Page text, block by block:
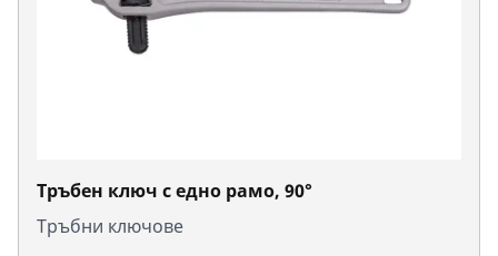
Тръбен ключ с едно рамо, 90°
Тръбни ключове